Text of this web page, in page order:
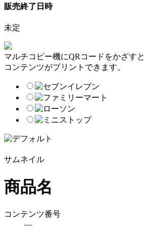
販売終了日時
未定
マルチコピー機にQRコードをかざすと
コンテンツがプリントできます。
サムネイル
商品名
コンテンツ番号
―